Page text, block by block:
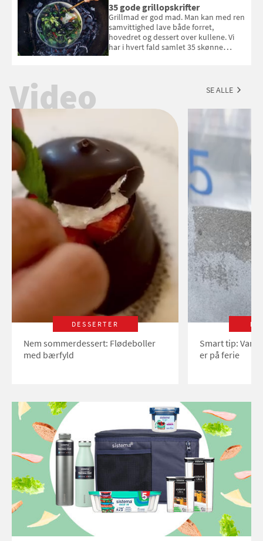
du kan vinde 6 flasker vin fra Viña
Esmeralda. Konkurrencen slutter 1.
september 2026.
35 gode grillopskrifter
Grillmad er god mad. Man kan med ren
samvittighed lave både forret,
hovedret og dessert over kullene. Vi
har i hvert fald samlet 35 skønne
Video SE ALLE
DESSERTER
Nem sommerdessert: Flødeboller
med bærfyld
Smart tip:
er på ferie